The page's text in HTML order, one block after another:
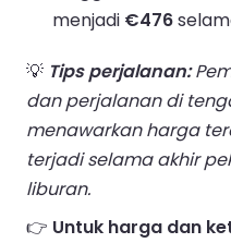
menjadi €476
💡 Tips perjalanan:
dan perjalanan di
menawarkan harga
terjadi selama akhir
liburan.
👉 Untuk harga dan